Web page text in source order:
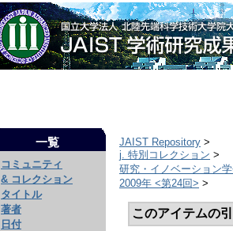
一覧
コミュニティ
& コレクション
タイトル
著者
日付
JAIST Repository >
j. 特別コレクション >
研究・イノベーション
2009年 <第24回> >
このアイテムの